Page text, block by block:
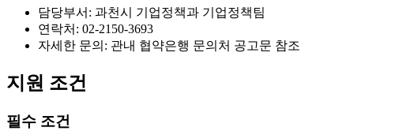
담당부서: 과천시 기업정책과 기업정책팀
연락처: 02-2150-3693
자세한 문의: 관내 협약은행 문의처 공고문 참조
지원 조건
필수 조건